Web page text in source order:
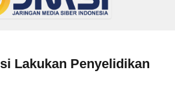
Lakukan Penyelidikan